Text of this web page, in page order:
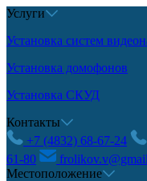
Услуги
Установка систем
Установка домофонов
Установка СКУД
Контакты
+7 (4832) 68-67-24
61-80
Местоположение